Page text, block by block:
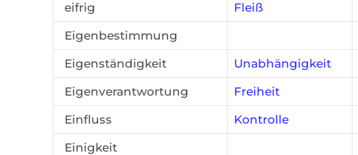
eifrig Fleiß
Eigenbestimmung
Eigenständigkeit Unabhängigkeit
Eigenverantwortung Freiheit
Einfluss Kontrolle
Einigkeit